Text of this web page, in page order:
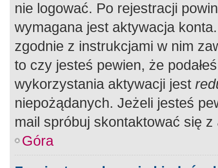
nie logować. Po rejestracji
wymagana jest aktywacja
zgodnie z instrukcjami w nim
to czy jesteś pewien, że
wykorzystania aktywacji jest
niepożądanych. Jeżeli jesteś
mail spróbuj skontaktować się
Góra